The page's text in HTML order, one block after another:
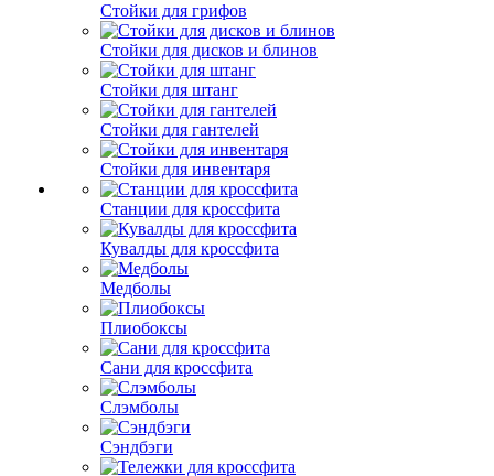
Стойки для грифов
Стойки для дисков и блинов
Стойки для штанг
Стойки для гантелей
Стойки для инвентаря
Станции для кроссфита
Кувалды для кроссфита
Медболы
Плиобоксы
Сани для кроссфита
Слэмболы
Сэндбэги